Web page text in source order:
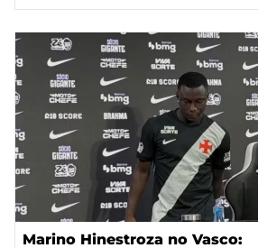
Marino Hinestroza no Vasco: